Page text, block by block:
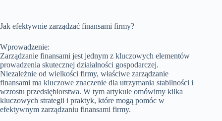
Jak efektywnie zarządzać finansami firmy?
Wprowadzenie:
Zarządzanie finansami jest jednym z kluczowych elementów
prowadzenia skutecznej działalności gospodarczej.
Niezależnie od wielkości firmy, właściwe zarządzanie
finansami ma kluczowe znaczenie dla utrzymania stabilności i
wzrostu przedsiębiorstwa. W tym artykule omówimy kilka
kluczowych strategii i praktyk, które mogą pomóc w
efektywnym zarządzaniu finansami firmy.